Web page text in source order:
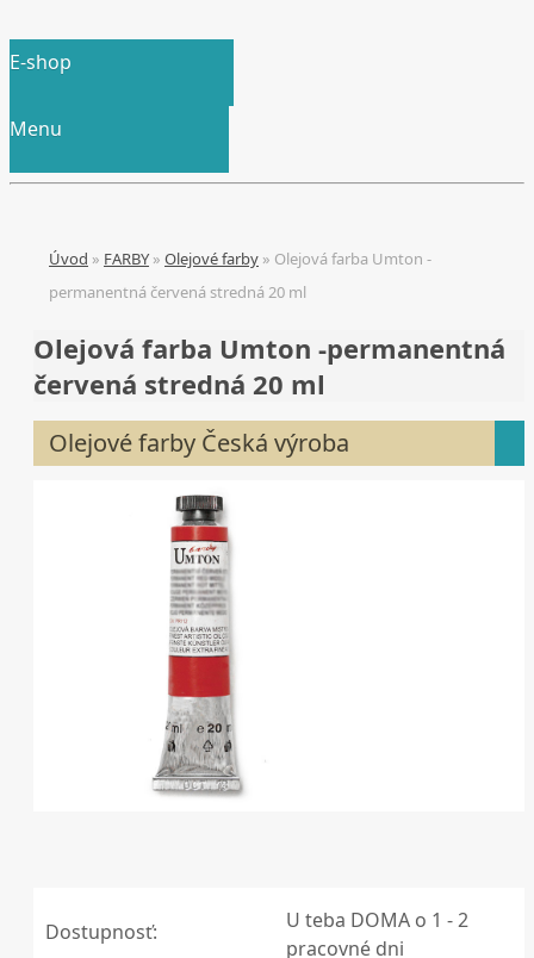
E-shop
Menu
Úvod » FARBY » Olejové farby » Olejová farba Umton -
permanentná červená stredná 20 ml
Olejová farba Umton -permanentná
červená stredná 20 ml
Olejové farby Česká výroba
Dostupnosť:
U teba DOMA o 1 - 2
pracovné dni